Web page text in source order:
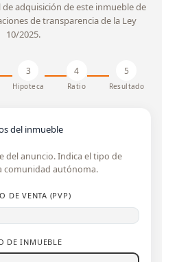
adquisición de este inmueble de
de transparencia de la Ley
10/2025.
3
Hipoteca
4
Ratio
5
Resultado
del inmueble
del anuncio. Indica el tipo de
comunidad autónoma.
DE VENTA (PVP)
DE INMUEBLE